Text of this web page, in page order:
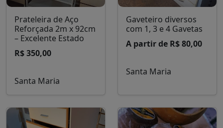
Prateleira de Aço
Reforçada 2m x 92cm
– Excelente Estado
R$ 350,00
Santa Maria
Gaveteiro diversos
com 1, 3 e 4 Gavetas
A partir de R$ 80,00
Santa Maria